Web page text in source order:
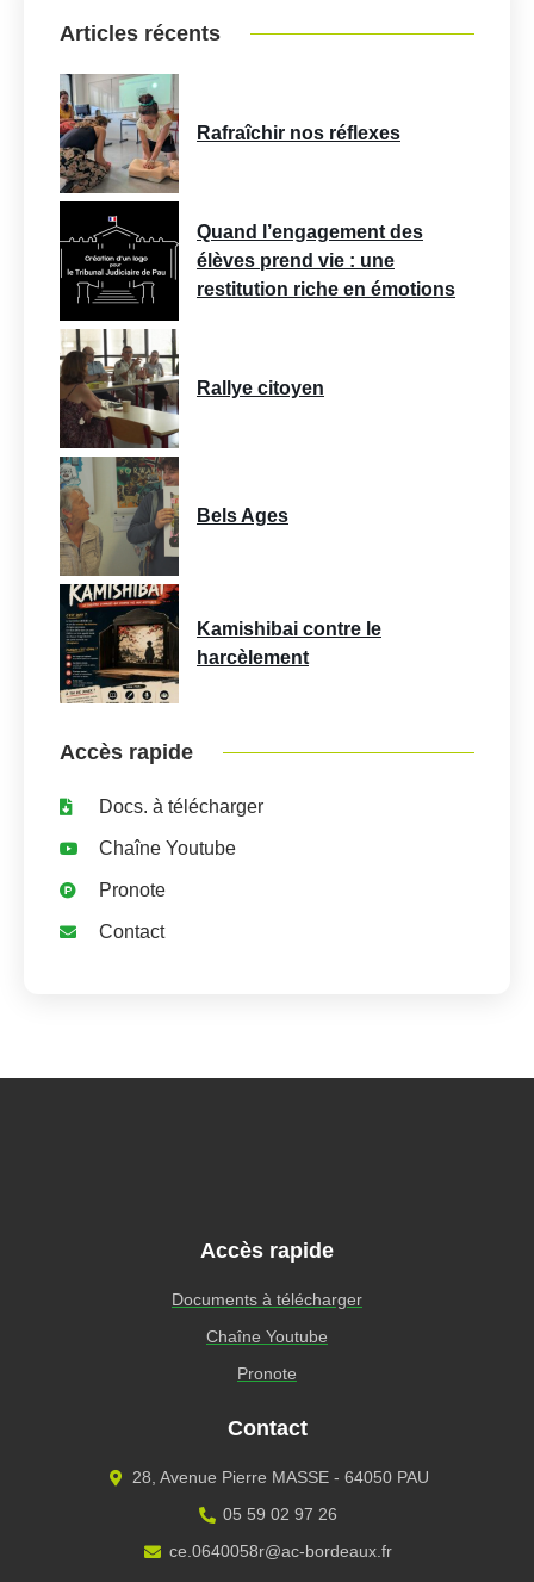
Articles récents
Rafraîchir nos réflexes
Quand l’engagement des
élèves prend vie : une
restitution riche en émotions
Rallye citoyen
Bels Ages
Kamishibai contre le
harcèlement
Accès rapide
Docs. à télécharger
Chaîne Youtube
Pronote
Contact
Accès rapide
Documents à télécharger
Chaîne Youtube
Pronote
Contact
28, Avenue Pierre MASSE - 64050 PAU
05 59 02 97 26
ce.0640058r@ac-bordeaux.fr